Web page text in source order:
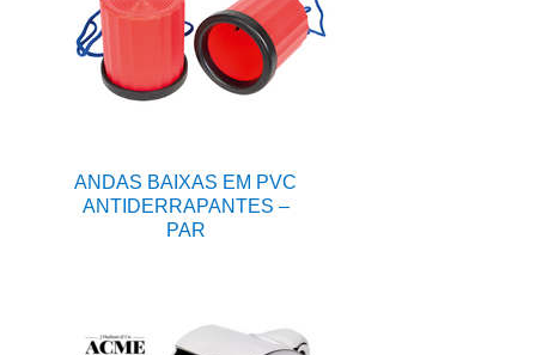
ANDAS BAIXAS EM PVC
ANTIDERRAPANTES –
PAR